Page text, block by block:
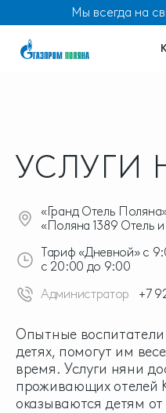
Мы всегда на
УСЛУГИ
«Гранд Отель
«Поляна 1389 Отель
Тариф «Дневной» с
с 20:00 до 9:00
Администратор
+7
Опытные
детях, помогут им
время. Услуги няни
проживающих отелей
оказываются детям от